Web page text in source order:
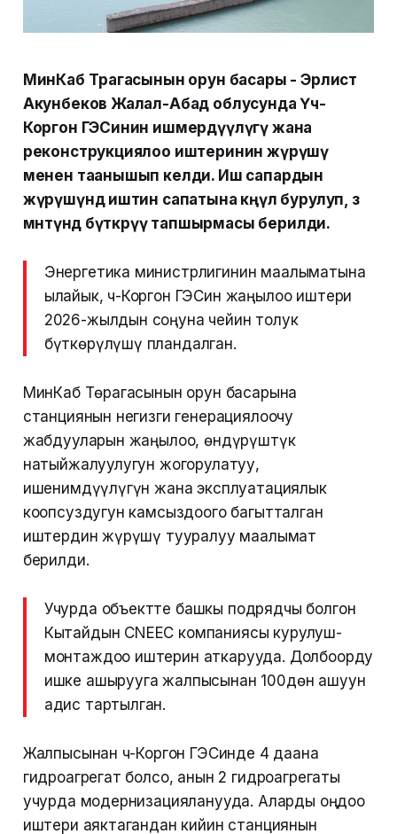
МинКаб Төрагасынын орун басары - Эрлист
Акунбеков Жалал-Абад облусунда Үч-
Коргон ГЭСинин ишмердүүлүгү жана
реконструкциялоо иштеринин жүрүшү
менен таанышып келди. Иш сапардын
жүрүшүндө иштин сапатына көңүл бурулуп, өз
мөөнөтүндө бүткөрүү тапшырмасы берилди.
Энергетика министрлигинин маалыматына
ылайык, Үч-Коргон ГЭСин жаңылоо иштери
2026-жылдын соңуна чейин толук
бүткөрүлүшү пландалган.
МинКаб Төрагасынын орун басарына
станциянын негизги генерациялоочу
жабдууларын жаңылоо, өндүрүштүк
натыйжалуулугун жогорулатуу,
ишенимдүүлүгүн жана эксплуатациялык
коопсуздугун камсыздоого багытталган
иштердин жүрүшү тууралуу маалымат
берилди.
Учурда объектте башкы подрядчы болгон
Кытайдын CNEEC компаниясы курулуш-
монтаждоо иштерин аткарууда. Долбоорду
ишке ашырууга жалпысынан 100дөн ашуун
адис тартылган.
Жалпысынан Үч-Коргон ГЭСинде 4 даана
гидроагрегат болсо, анын 2 гидроагрегаты
учурда модернизацияланууда. Аларды оңдоо
иштери аяктагандан кийин станциянын